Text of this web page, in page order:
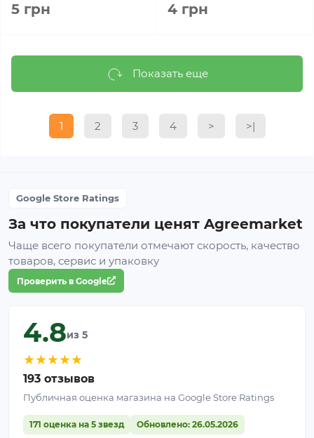
5 грн 4 грн
Показать еще
1 2 3 4 > >|
Google Store Ratings
За что покупатели ценят Agreemarket
Чаще всего покупатели отмечают скорость, качество
товаров, сервис и упаковку
Проверить в Google
4.8из 5
★★★★★
193 отзывов
Публичная оценка магазина на Google Store Ratings
171 оценка на 5 звезд Обновлено: 26.05.2026